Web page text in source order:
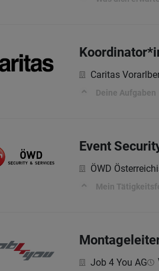
Caritas
Deine Aufgaben
Event
ÖWD
Mein
Job 4 You AG